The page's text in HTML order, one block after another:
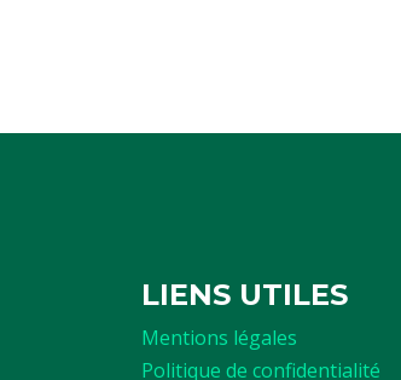
LIENS UTILES
Mentions légales
Politique de confidentialité